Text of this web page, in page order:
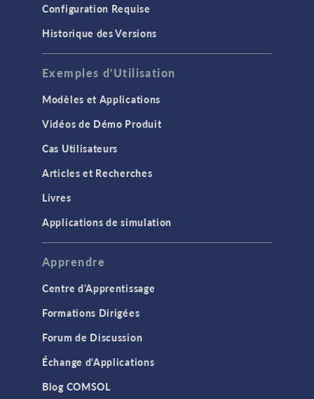
Configuration Requise
Historique des Versions
Exemples d'Utilisation
Modèles et Applications
Vidéos de Démo Produit
Cas Utilisateurs
Articles et Recherches
Livres
Applications de simulation
Apprendre
Centre d'Apprentissage
Formations Dirigées
Forum de Discussion
Échange d'Applications
Blog COMSOL